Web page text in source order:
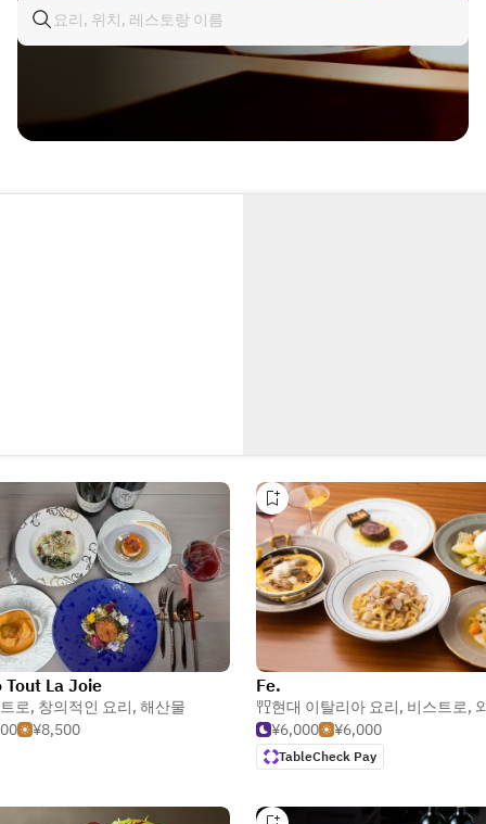
Tout La Joie
로, 창의적인 요리, 해산물
¥8,500
Fe.
현대 이탈리아 요리, 비스트로,
¥6,000
¥6,000
TableCheck Pay